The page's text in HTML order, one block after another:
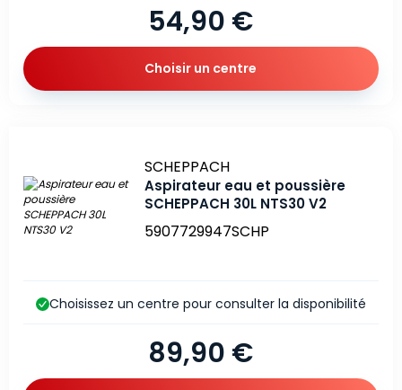
54,90 €
Choisir un centre
Marque
SCHEPPACH
Aspirateur eau et poussière
SCHEPPACH 30L NTS30 V2
5907729947SCHP
89,90 €
Choisissez un centre pour consulter la disponibilité